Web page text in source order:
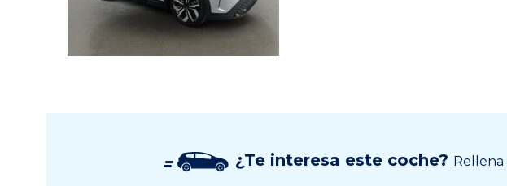
¿Te interesa este coche?